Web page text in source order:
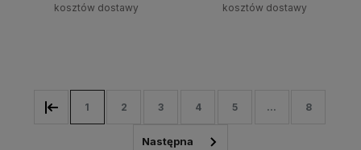
kosztów dostawy
kosztów dostawy
1 2 3 4 5 ... 8